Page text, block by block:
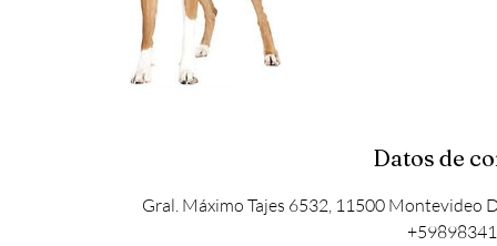
Datos de
Gral. Máximo Tajes 6532, 11500